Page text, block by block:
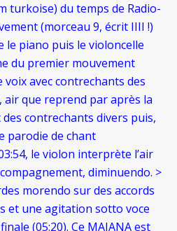
turkoise) du temps de Radio-
(morceau 9, écrit IIII !)
piano puis le violoncelle
du premier mouvement
voix avec contrechants des
que reprend par après la
contrechants divers puis,
parodie de chant
le violon interprète l’air
diminuendo. >
morendo sur des accords
et une agitation sotto voce
(05:20). Ce MAIANA est